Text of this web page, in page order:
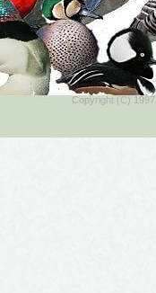
Copyright (C)